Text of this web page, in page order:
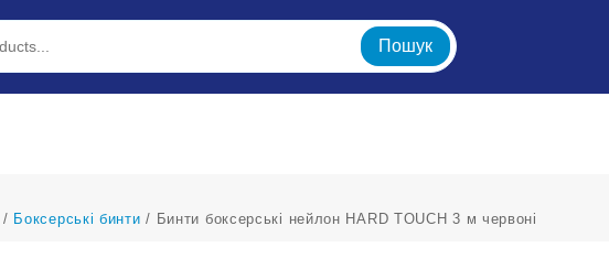
Пошук
/ Боксерські бинти / Бинти боксерські нейлон HARD TOUCH 3 м червоні